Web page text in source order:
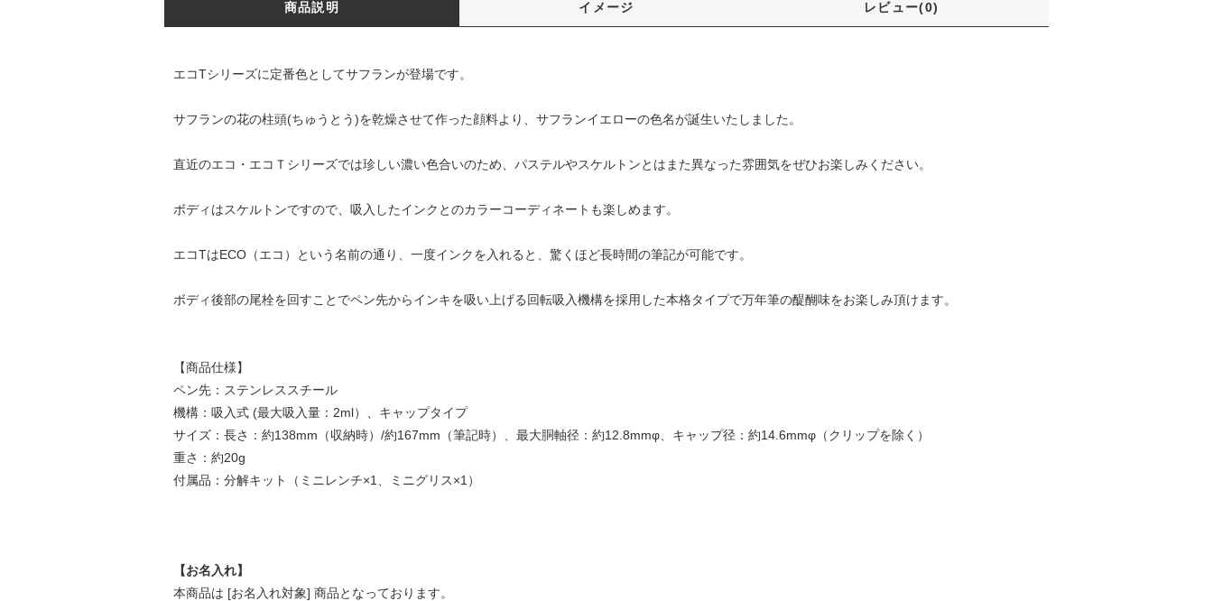
商品説明 イメージ レビュー(0)
エコTシリーズに定番色としてサフランが登場です。
サフランの花の柱頭(ちゅうとう)を乾燥させて作った顔料より、サフランイエローの色名が誕生いたしました。
直近のエコ・エコＴシリーズでは珍しい濃い色合いのため、パステルやスケルトンとはまた異なった雰囲気をぜひお楽しみください。
ボディはスケルトンですので、吸入したインクとのカラーコーディネートも楽しめます。
エコTはECO（エコ）という名前の通り、一度インクを入れると、驚くほど長時間の筆記が可能です。
ボディ後部の尾栓を回すことでペン先からインキを吸い上げる回転吸入機構を採用した本格タイプで万年筆の醍醐味をお楽しみ頂けます。
【商品仕様】
ペン先：ステンレススチール
機構：吸入式 (最大吸入量：2ml）、キャップタイプ
サイズ：長さ：約138mm（収納時）/約167mm（筆記時）、最大胴軸径：約12.8mmφ、キャップ径：約14.6mmφ（クリップを除く）
重さ：約20g
付属品：分解キット（ミニレンチ×1、ミニグリス×1）
【お名入れ】
本商品は [お名入れ対象] 商品となっております。